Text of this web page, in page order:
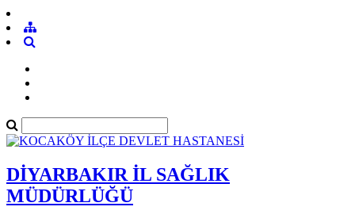
DİYARBAKIR İL SAĞLIK
MÜDÜRLÜĞÜ